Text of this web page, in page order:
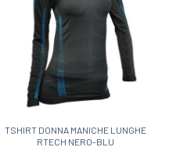
TSHIRT DONNA MANICHE LUNGHE
RTECH NERO-BLU